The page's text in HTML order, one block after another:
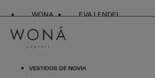
WONA EVA LENDEL
VESTIDOS DE NOVIA